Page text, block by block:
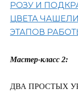
РОЗУ И
ЦВЕТА
ЭТАПОВ
Мастер-класс 2:
ДВА ПРОСТЫХ